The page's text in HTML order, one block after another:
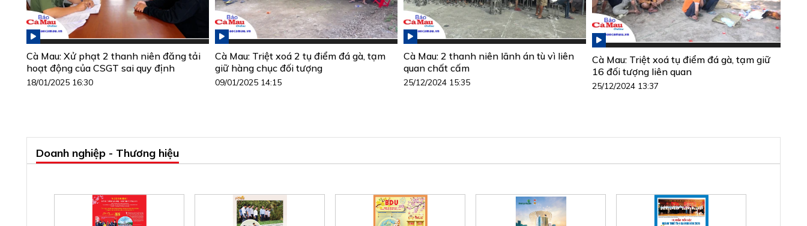
Cà Mau: Xử phạt 2 thanh niên đăng tải
hoạt động của CSGT sai quy định
18/01/2025 16:30
Cà Mau: Triệt xoá 2 tụ điểm đá gà, tạm
giữ hàng chục đối tượng
09/01/2025 14:15
Cà Mau: 2 thanh niên lãnh án tù vì liên
quan chất cấm
25/12/2024 15:35
Cà Mau: Triệt xoá tụ điểm đá gà, tạm giữ
16 đối tượng liên quan
25/12/2024 13:37
Doanh nghiệp - Thương hiệu